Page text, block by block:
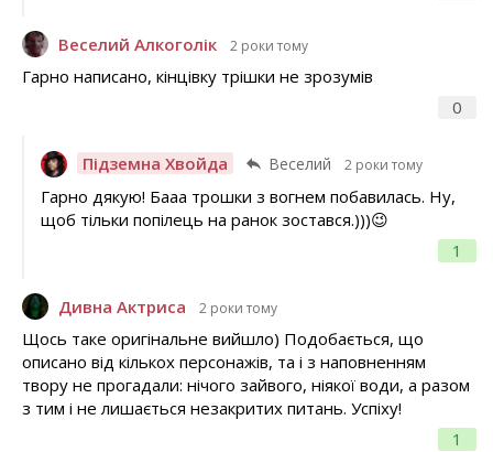
Веселий Алкоголік 2 роки тому
0
Гарно написано, кінцівку трішки не зрозумів
Підземна Хвойда Веселий 2 роки тому
1
Гарно дякую! Бааа трошки з вогнем побавилась. Ну,
щоб тільки попілець на ранок зостався.)))😉
Дивна Актриса 2 роки тому
1
Щось таке оригінальне вийшло) Подобається, що
описано від кількох персонажів, та і з наповненням
твору не прогадали: нічого зайвого, ніякої води, а разом
з тим і не лишається незакритих питань. Успіху!